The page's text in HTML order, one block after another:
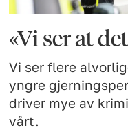
«Vi ser at
Vi ser flere
yngre
driver mye av
vårt.